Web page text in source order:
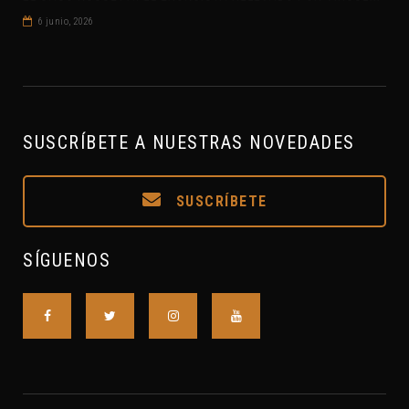
6 junio, 2026
SUSCRÍBETE A NUESTRAS NOVEDADES
SUSCRÍBETE
SÍGUENOS